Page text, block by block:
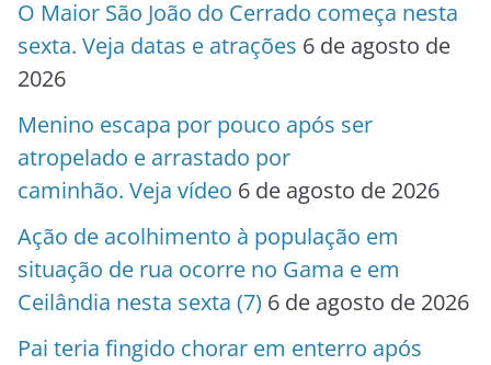
O Maior São João do Cerrado começa nesta
sexta. Veja datas e atrações 6 de agosto de
2026
Menino escapa por pouco após ser
atropelado e arrastado por
caminhão. Veja vídeo 6 de agosto de 2026
Ação de acolhimento à população em
situação de rua ocorre no Gama e em
Ceilândia nesta sexta (7) 6 de agosto de 2026
Pai teria fingido chorar em enterro após